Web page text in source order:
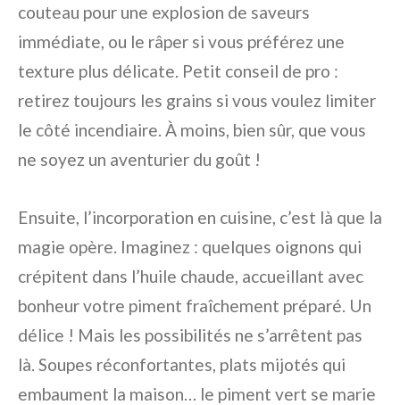
couteau pour une explosion de saveurs
immédiate, ou le râper si vous préférez une
texture plus délicate. Petit conseil de pro :
retirez toujours les grains si vous voulez limiter
le côté incendiaire. À moins, bien sûr, que vous
ne soyez un aventurier du goût !
Ensuite, l’incorporation en cuisine, c’est là que la
magie opère. Imaginez : quelques oignons qui
crépitent dans l’huile chaude, accueillant avec
bonheur votre piment fraîchement préparé. Un
délice ! Mais les possibilités ne s’arrêtent pas
là. Soupes réconfortantes, plats mijotés qui
embaument la maison… le piment vert se marie